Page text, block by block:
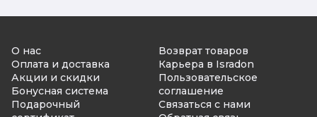
О нас
Оплата и доставка
Акции и скидки
Бонусная система
Подарочный
Возврат товаров
Карьера в Isradon
Пользовательское
соглашение
Связаться с нами